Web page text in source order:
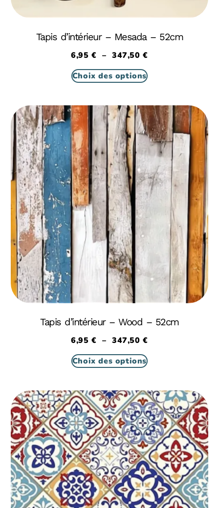
Tapis d’intérieur – Mesada – 52cm
6,95€ – 347,50€
Choix des options
Tapis d’intérieur – Wood – 52cm
6,95€ – 347,50€
Choix des options